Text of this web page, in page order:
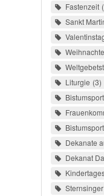
Fastenzeit
Sankt
Liturgie 3
Dekanate
Dekanat
Sternsinger